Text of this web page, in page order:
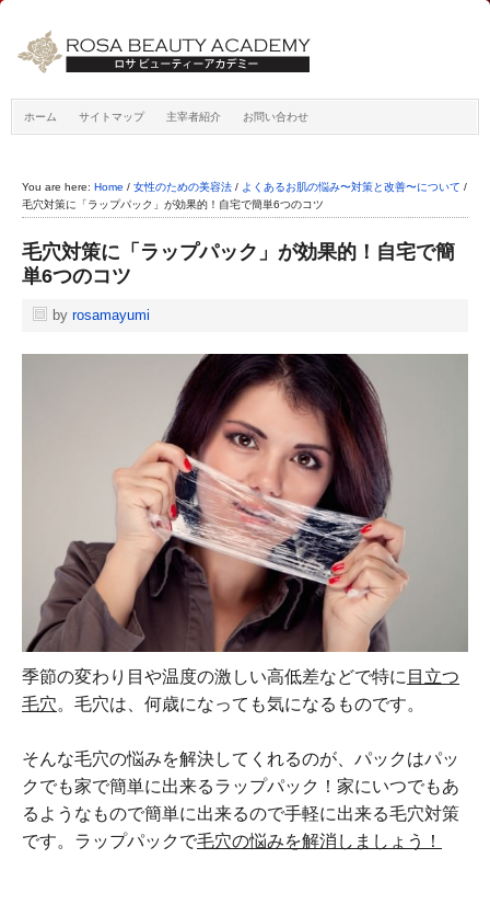
ホーム サイトマップ 主宰者紹介 お問い合わせ
You are here: Home / 女性のための美容法 / よくあるお肌の悩み〜対策と改善〜について /
毛穴対策に「ラップパック」が効果的！自宅で簡単6つのコツ
毛穴対策に「ラップパック」が効果的！自宅で簡
単6つのコツ
by rosamayumi
季節の変わり目や温度の激しい高低差などで特に 目立つ
毛穴。毛穴は、何歳になっても気になるものです。
そんな毛穴の悩みを解決してくれるのが、パックはパッ
クでも家で簡単に出来るラップパック！家にいつでもあ
るようなもので簡単に出来るので手軽に出来る毛穴対策
です。ラップパックで毛穴の悩みを解消しましょう！